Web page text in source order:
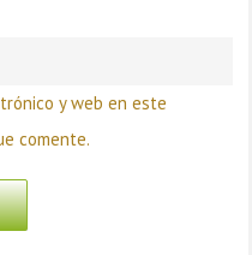
y web en este
comente.